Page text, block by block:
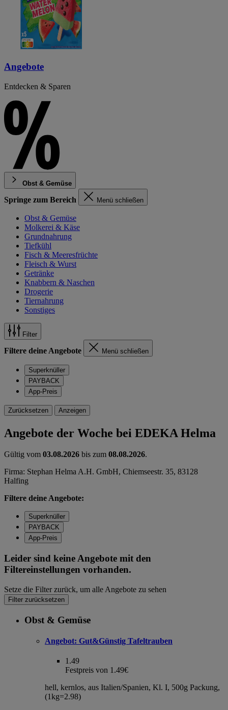
Angebote
Entdecken & Sparen
Obst & Gemüse
Springe zum Bereich Menü schließen
Obst & Gemüse
Molkerei & Käse
Grundnahrung
Tiefkühl
Fisch & Meeresfrüchte
Fleisch & Wurst
Getränke
Knabbern & Naschen
Drogerie
Tiernahrung
Sonstiges
Filter
Filtere deine Angebote Menü schließen
Superknüller
PAYBACK
App-Preis
Zurücksetzen Anzeigen
Angebote der Woche bei EDEKA Helma
Gültig vom 03.08.2026 bis zum 08.08.2026.
Firma: Stephan Helma A.H. GmbH, Chiemseestr. 35, 83128
Halfing
Filtere deine Angebote:
Superknüller
PAYBACK
App-Preis
Leider sind keine Angebote mit den
Filtereinstellungen vorhanden.
Setze die Filter zurück, um alle Angebote zu sehen
Filter zurücksetzen
Obst & Gemüse
Angebot: Gut&Günstig Tafeltrauben
1.49
Festpreis von 1.49€
hell, kernlos, aus Italien/Spanien, Kl. I, 500g Packung,
(1kg=2.98)